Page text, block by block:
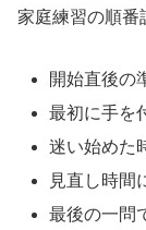
家庭練習の順番
開始直後の
最初に手を
迷い始めた
見直し時間
最後の一問